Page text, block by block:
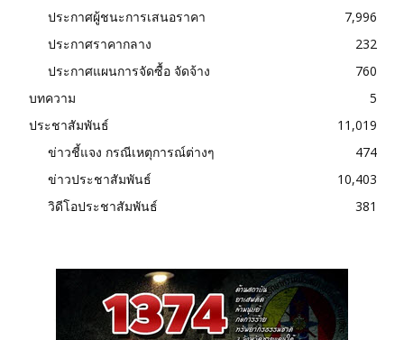
ประกาศผู้ชนะการเสนอราคา
7,996
ประกาศราคากลาง
232
ประกาศแผนการจัดซื้อ จัดจ้าง
760
บทความ
5
ประชาสัมพันธ์
11,019
ข่าวชี้แจง กรณีเหตุการณ์ต่างๆ
474
ข่าวประชาสัมพันธ์
10,403
วิดีโอประชาสัมพันธ์
381